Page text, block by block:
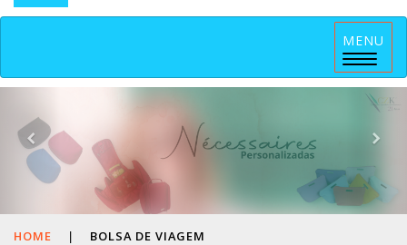
MENU
Menu
HOME | BOLSA DE VIAGEM